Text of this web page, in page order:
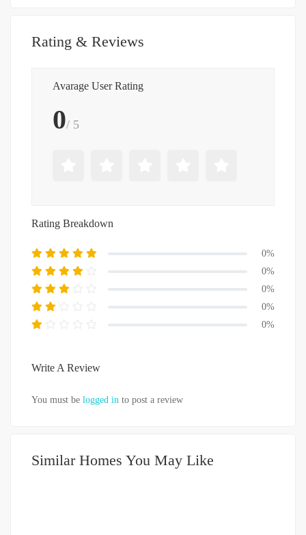
Rating & Reviews
Avarage User Rating
0/ 5
Rating Breakdown
0%
0%
0%
0%
0%
Write A Review
You must be logged in to post a review
Similar Homes You May Like